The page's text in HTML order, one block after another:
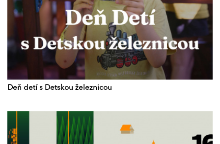
Deň detí s Detskou železnicou